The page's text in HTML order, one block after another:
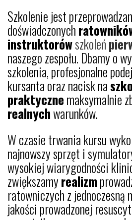
Szkolenie jest
doświadczonych
instruktorówszkoleń
naszego zespołu. Dbamy o
szkolenia, profesjonalne
kursanta oraz nacisk na
praktycznemaksymalnie
realnychwarunków.
W czasie trwania kursu
najnowszy sprzęt i
wysokiej wiarygodności
zwiększamyrealizm
ratowniczych z jednoczesną
jakości prowadzonej